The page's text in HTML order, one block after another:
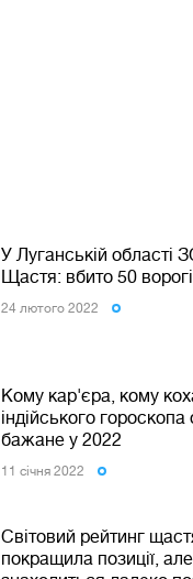
У Луганській області
Щастя: вбито 50
24 лютого 2022
Кому кар'єра, кому
індійського
бажане у 2022
11 сiчня 2022
Світовий рейтинг
покращила позиції,